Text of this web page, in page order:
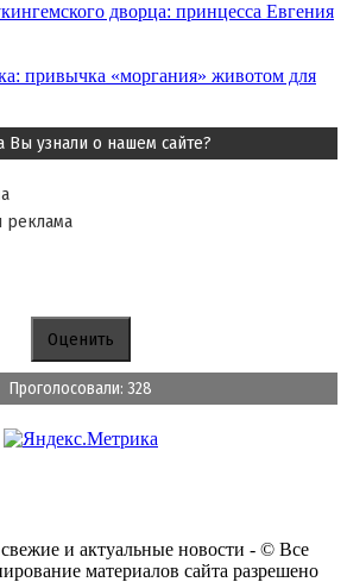
дворца: принцесса Евгения
привычка «моргания» животом для
Вы узнали о нашем сайте?
реклама
Проголосовали: 328
и актуальные новости - © Все
материалов сайта разрешено